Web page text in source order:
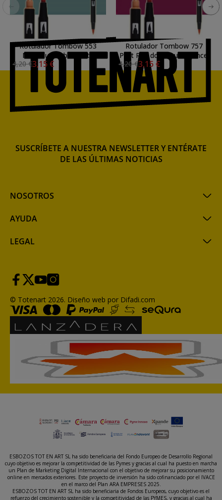
Rotulador Tombow 553
Mist Blue doble punta
pincel
4,20 €3,15 €
Rotulador Tombow 757
Port Red doble punta pincel
4,20 €3,15 €
NOSOTROS
AYUDA
LEGAL
SUSCRÍBETE A NUESTRA NEWSLETTER Y ENTÉRATE
DE LAS ÚLTIMAS NOTICIAS
© Totenart 2026. Diseño web por Difadi.com
ESBOZOS TOT EN ART SL ha sido beneficiaria del Fondo Europeo de Desarrollo Regional
cuyo objetivo es mejorar la competitividad de las Pymes y gracias al cual ha puesto en marcha
un Plan de Marketing Digital Internacional con el objetivo de mejorar su posicionamiento
online en mercados exteriores. Este proyecto de inversión ha sido cofinanciado por el IVACE
en el marco del Plan ARA EMPRESES 2025.
ESBOZOS TOT EN ART SL ha sido beneficiaria de Fondos Europeos, cuyo objetivo es el
refuerzo del crecimiento sostenible y la competitividad de las PYMES, y gracias al cual ha